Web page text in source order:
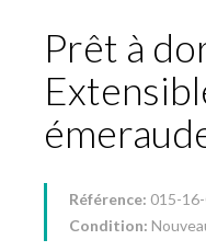
Prêt à
Référence: 015-
Condition: